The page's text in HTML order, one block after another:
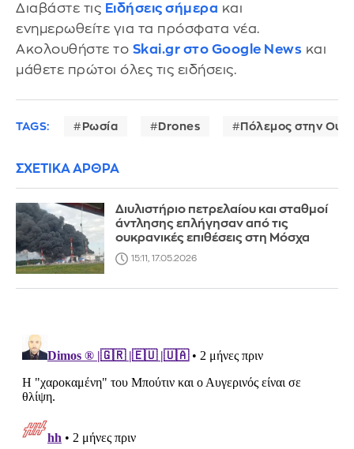
Διαβάστε τις Ειδήσεις σήμερα και
ενημερωθείτε για τα πρόσφατα νέα.
Ακολουθήστε το Skai.gr στο Google News και
μάθετε πρώτοι όλες τις ειδήσεις.
TAGS: Ρωσία Drones Πόλεμος στην
ΣΧΕΤΙΚΑ ΑΡΘΡΑ
Διυλιστήριο πετρελαίου και σταθμοί
άντλησης επλήγησαν από τις
ουκρανικές επιθέσεις στη Μόσχα
15:11, 17.05.2026